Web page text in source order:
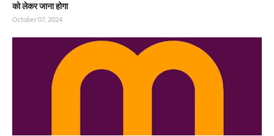
को लेकर जाना होगा
October 07, 2024